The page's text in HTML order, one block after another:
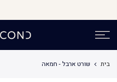
בית שורט ארבל - חמאה